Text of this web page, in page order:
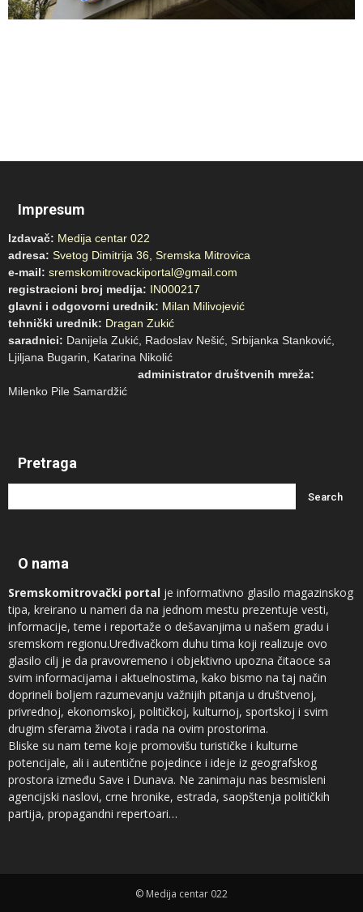
Impresum
Izdavač: Medija centar 022
adresa: Svetog Dimitrija 36, Sremska Mitrovica
e-mail: sremskomitrovackiportal@gmail.com
registracioni broj medija: IN000217
glavni i odgovorni urednik: Milan Milivojević
tehnički urednik: Dragan Zukić
saradnici: Danijela Zukić, Radoslav Nešić, Srbijanka Stanković,
Ljiljana Bugarin, Katarina Nikolić
administrator društvenih mreža:
Milenko Pile Samardžić
Pretraga
O nama
Sremskomitrovački portal je informativno glasilo magazinskog
tipa, kreirano u nameri da na jednom mestu prezentuje vesti,
informacije, teme i reportaže o dešavanjima u našem gradu i
sremskom regionu.Uređivačkom duhu tima koji realizuje ovo
glasilo cilj je da pravovremeno i objektivno upozna čitaoce sa
svim informacijama i aktuelnostima, kako bismo na taj način
doprineli boljem razumevanju važnijih pitanja u društvenoj,
privrednoj, ekonomskoj, političkoj, kulturnoj, sportskoj i svim
drugim sferama života i rada na ovim prostorima.
Bliske su nam teme koje promovišu turističke i kulturne
potencijale, ali i autentične pojedince i ideje iz geografskog
prostora između Save i Dunava. Ne zanimaju nas besmisleni
agencijski naslovi, crne hronike, estrada, saopštenja političkih
partija, propagandni repertoari…
teme koje su od značaja za čitaoce.
© Medija centar 022